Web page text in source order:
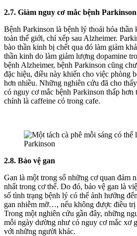
2.7. Giảm nguy cơ mắc bệnh Parkinson
Bệnh Parkinson là bệnh lý thoái hóa thần
toàn thế giới, chỉ xếp sau Alzheimer.
bào thần kinh bị chết qua đó làm giảm
thần kinh do làm giảm lượng dopamine
bệnh Alzheimer, bệnh Parkinson cũng
đặc hiệu, điều này khiến cho việc phòng
hơn nhiều. Những nghiên cứu đã cho
có nguy cơ mắc bệnh Parkinson thấp
chính là caffeine có trong cafe.
2.8. Bảo vệ gan
Gan là một trong số những cơ quan đảm
nhất trong cơ thể. Do đó, bảo vệ gan là
số tình trạng bệnh lý có thể ảnh hưởng
gan nhiễm mỡ…, nếu không được điều trị
Trong một nghiên cứu gần đây, những
mỗi ngày dường như có nguy cơ mắc xơ
với những người khác.